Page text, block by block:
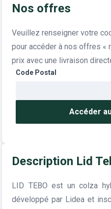
Nos offres
Veuillez renseigner votre
pour accéder à nos offres «
prix avec une livraison
Code Postal
Accéder
Description Lid
LID TEBO est un colza
développé par Lidea et